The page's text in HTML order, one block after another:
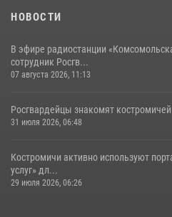
НОВОСТИ
В эфире радиостанции
сотрудник Росгв...
07 августа 2026, 11:13
Росгвардейцы знакомят
31 июля 2026, 06:48
Костромичи активно используют
услуг» дл...
29 июля 2026, 06:26